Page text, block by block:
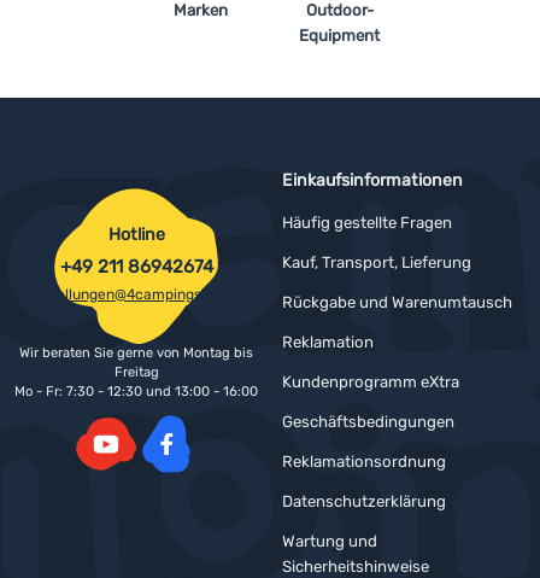
Marken
Outdoor-
Equipment
Einkaufsinformationen
Häufig gestellte Fragen
Kauf, Transport, Lieferung
Rückgabe und Warenumtausch
Reklamation
Kundenprogramm eXtra
Geschäftsbedingungen
Reklamationsordnung
Datenschutzerklärung
Wartung und
Sicherheitshinweise
Hotline
+49 211 86942674
bestellungen@4campingshop.de
Wir beraten Sie gerne von Montag bis
Freitag
Mo - Fr: 7:30 - 12:30 und 13:00 - 16:00